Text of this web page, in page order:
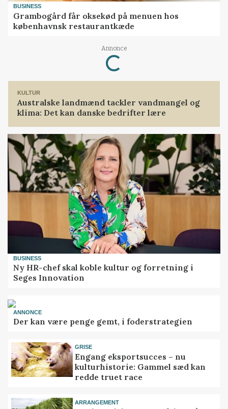
BUSINESS
Grambogård får oksekød på menuen hos
københavnsk restaurantkæde
Annonce
Loading...
KULTUR
Australske landmænd tackler vandmangel og
klima: Det kan danske bedrifter lære
BUSINESS
Ny HR-chef skal koble kultur og forretning i
Seges Innovation
ANNONCE
Der kan være penge gemt, i foderstrategien
GRISE
Engang eksportsucces – nu
kulturhistorie: Gammel sæd kan
redde truet race
ARRANGEMENT